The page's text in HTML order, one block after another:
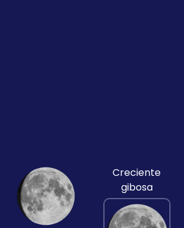
Creciente
gibosa